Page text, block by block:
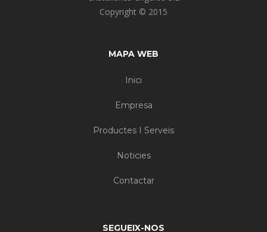
Copyright © 2015
MAPA WEB
Inici
Empresa
Productes I Serveis
Noticies
Contactar
SEGUEIX-NOS